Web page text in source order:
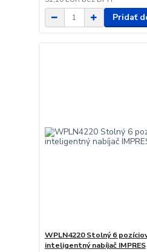
Pridať
WPLN4220 Stolný 6
inteligentný nabíjač IMPRES